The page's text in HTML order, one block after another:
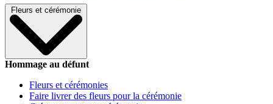
Fleurs et cérémonie
Hommage au défunt
Fleurs et cérémonies
Faire livrer des fleurs pour la cérémonie